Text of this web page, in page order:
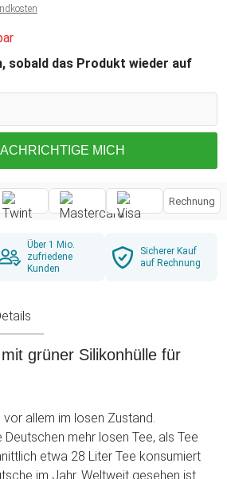
sobald das Produkt wieder auf
MICH
Rechnung
Über 1 Mio.
zufriedene
Kunden
Sicherer Kauf
auf Rechnung
grüner Silikonhülle für
allem im losen Zustand.
mehr losen Tee, als Tee
etwa 28 Liter Tee konsumiert
im Jahr. Weltweit gesehen ist